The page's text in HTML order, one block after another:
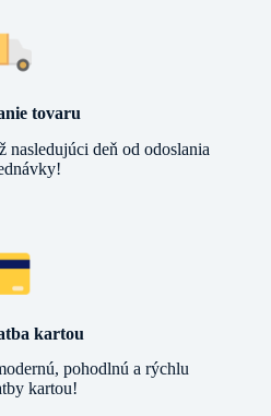
tovaru
nasledujúci deň od odoslania
kartou
pohodlnú a rýchlu
kartou!